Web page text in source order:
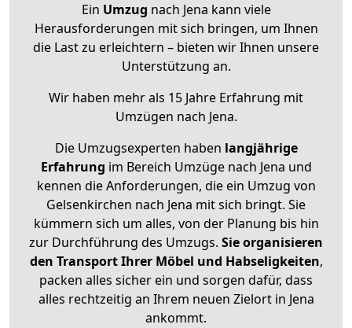
Ein Umzug nach Jena kann viele
Herausforderungen mit sich bringen, um Ihnen
die Last zu erleichtern – bieten wir Ihnen unsere
Unterstützung an.
Wir haben mehr als 15 Jahre Erfahrung mit
Umzügen nach Jena.
Die Umzugsexperten haben langjährige
Erfahrung im Bereich Umzüge nach Jena und
kennen die Anforderungen, die ein Umzug von
Gelsenkirchen nach Jena mit sich bringt. Sie
kümmern sich um alles, von der Planung bis hin
zur Durchführung des Umzugs. Sie organisieren
den Transport Ihrer Möbel und Habseligkeiten,
packen alles sicher ein und sorgen dafür, dass
alles rechtzeitig an Ihrem neuen Zielort in Jena
ankommt.